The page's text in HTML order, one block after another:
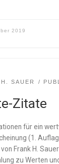
2019
SAUER
Zitate
für ein
(1.
Frank H.
zu Werten